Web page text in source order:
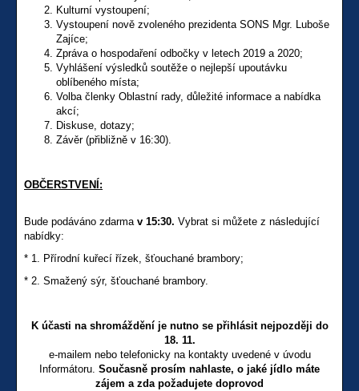
Kulturní vystoupení;
Vystoupení nově zvoleného prezidenta SONS Mgr. Luboše
Zajíce;
Zpráva o hospodaření odbočky v letech 2019 a 2020;
Vyhlášení výsledků soutěže o nejlepší upoutávku
oblíbeného místa;
Volba členky Oblastní rady, důležité informace a nabídka
akcí;
Diskuse, dotazy;
Závěr (přibližně v 16:30).
OBČERSTVENÍ:
Bude podáváno zdarma v 15:30. Vybrat si můžete z následující
nabídky:
* 1. Přírodní kuřecí řízek, šťouchané brambory;
* 2. Smažený sýr, šťouchané brambory.
K účasti na shromáždění je nutno se přihlásit nejpozději do
18. 11.
e-mailem nebo telefonicky na kontakty uvedené v úvodu
Informátoru. Současně prosím nahlaste, o jaké jídlo máte
zájem a zda požadujete doprovod